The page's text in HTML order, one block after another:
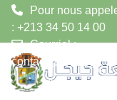
Pour nous
: +213 34 50 14 00
Courriel :
contact@univ-jijel.dz